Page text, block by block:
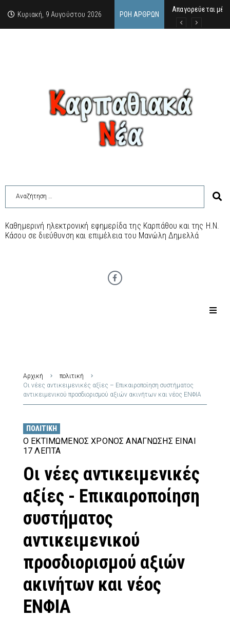
Κυριακή, 9 Αυγούστου 2026 ΡΟΉ ΆΡΘΡΩΝ
Απαγορεύεται
ΙΜΜΑΚΟΛΑΤΑ: 300
9 Αυγούστου 2026:
Καθημερινή ηλεκτρονική εφημερίδα της Καρπάθου και της Η.Ν.
Κάσου σε διεύθυνση και επιμέλεια του Μανώλη Δημελλά
Αρχική
πολιτική
Οι νέες αντικειμενικές αξίες – Επικαιροποίηση συστήματος
αντικειμενικού προσδιορισμού αξιών ακινήτων και νέος ΕΝΦΙΑ
ΠΟΛΙΤΙΚΉ
Ο ΕΚΤΙΜΏΜΕΝΟΣ ΧΡΌΝΟΣ ΑΝΆΓΝΩΣΗΣ ΕΊΝΑΙ
17 ΛΕΠΤΆ
Οι νέες αντικειμενικές
αξίες - Επικαιροποίηση
συστήματος
αντικειμενικού
προσδιορισμού αξιών
ακινήτων και νέος
ΕΝΦΙΑ